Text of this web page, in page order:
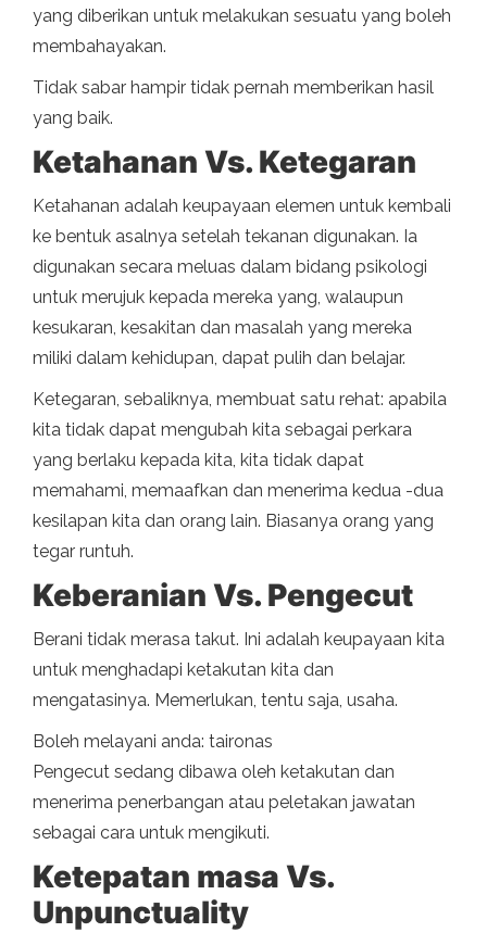
yang diberikan untuk melakukan sesuatu yang boleh
membahayakan.
Tidak sabar hampir tidak pernah memberikan hasil
yang baik.
Ketahanan Vs. Ketegaran
Ketahanan adalah keupayaan elemen untuk kembali
ke bentuk asalnya setelah tekanan digunakan. Ia
digunakan secara meluas dalam bidang psikologi
untuk merujuk kepada mereka yang, walaupun
kesukaran, kesakitan dan masalah yang mereka
miliki dalam kehidupan, dapat pulih dan belajar.
Ketegaran, sebaliknya, membuat satu rehat: apabila
kita tidak dapat mengubah kita sebagai perkara
yang berlaku kepada kita, kita tidak dapat
memahami, memaafkan dan menerima kedua -dua
kesilapan kita dan orang lain. Biasanya orang yang
tegar runtuh.
Keberanian Vs. Pengecut
Berani tidak merasa takut. Ini adalah keupayaan kita
untuk menghadapi ketakutan kita dan
mengatasinya. Memerlukan, tentu saja, usaha.
Boleh melayani anda: taironas
Pengecut sedang dibawa oleh ketakutan dan
menerima penerbangan atau peletakan jawatan
sebagai cara untuk mengikuti.
Ketepatan masa Vs.
Unpunctuality